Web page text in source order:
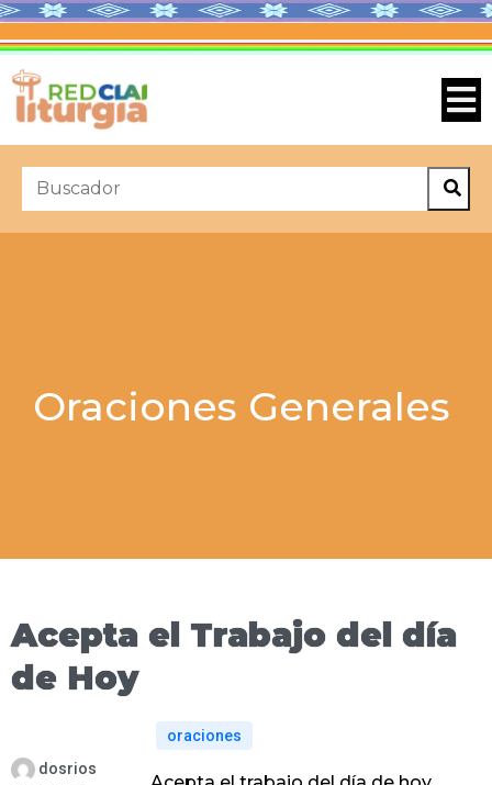
Oraciones Generales
Acepta el Trabajo del día
de Hoy
dosrios
oraciones